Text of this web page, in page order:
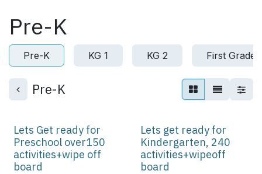
Pre-K
Pre-K KG 1 KG 2 First Grade
Pre-K
Lets Get ready for
Preschool over150
activities+wipe off
board
Lets get ready for
Kindergarten, 240
activities+wipeoff
board